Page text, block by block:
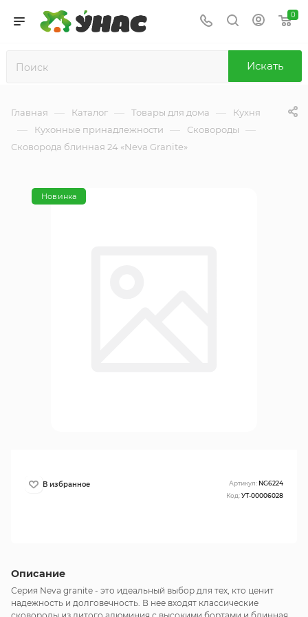
0
Искать
Главная — Каталог — Товары для дома — Кухня
— Кухонные принадлежности — Сковороды —
Сковорода блинная 24 «Neva Granite»
Новинка
Описание
Серия Neva granite - это идеальный выбор для тех, кто ценит
надежность и долговечность. В нее входят классические
Артикул: NG6224
Код:УТ-00006028